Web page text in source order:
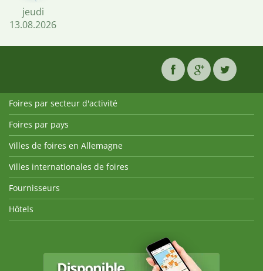
jeudi
13.08.2026
Foires par secteur d'activité
Foires par pays
Villes de foires en Allemagne
Villes internationales de foires
Fournisseurs
Hôtels